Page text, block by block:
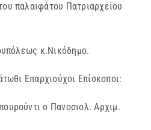
παλαιφάτου Πατριαρχείου
κ.Νικόδημο.
Επαρχιούχοι Επίσκοποι:
ο Πανοσιολ. Αρχιμ.